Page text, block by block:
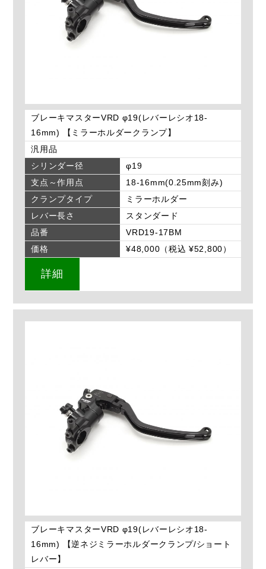
ブレーキマスターVRD φ19(レバーレシオ18-
16mm) 【ミラーホルダークランプ】
汎用品
シリンダー径
φ19
支点～作用点
18-16mm(0.25mm刻み)
クランプタイプ
ミラーホルダー
レバー長さ
スタンダード
品番
VRD19-17BM
価格
¥48,000（税込 ¥52,800）
詳細
ブレーキマスターVRD φ19(レバーレシオ18-
16mm) 【逆ネジミラーホルダークランプ/ショート
レバー】